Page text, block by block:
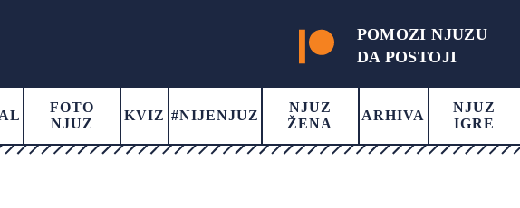
POMOZI NJUZU
DA POSTOJI
FOTO
NJUZ
KVIZ #NIJENJUZ
NJUZ
ŽENA
ARHIVA
NJUZ
IGRE